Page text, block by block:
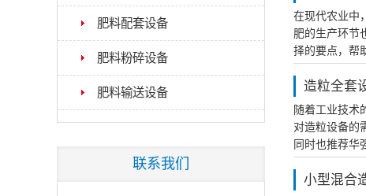
肥料配套设备
肥料粉碎设备
肥料输送设备
联系我们
在现代农业中
肥的生产环节
择的要点，帮
造粒全套
随着工业技术
对造粒设备的
同时也推荐华
小型混合